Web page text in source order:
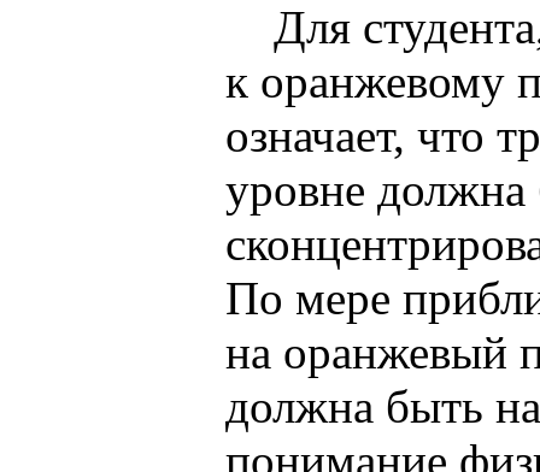
Для
к оранжевому
означает, что
уровне должна
По мере
на оранжевый
должна быть
понимание